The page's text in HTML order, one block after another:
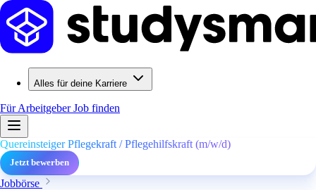
Alles für deine Karriere
Für ArbeitgeberJob finden
Quereinsteiger Pflegekraft / Pflegehilfskraft (m/w/d)
Jetzt bewerben
Jobbörse